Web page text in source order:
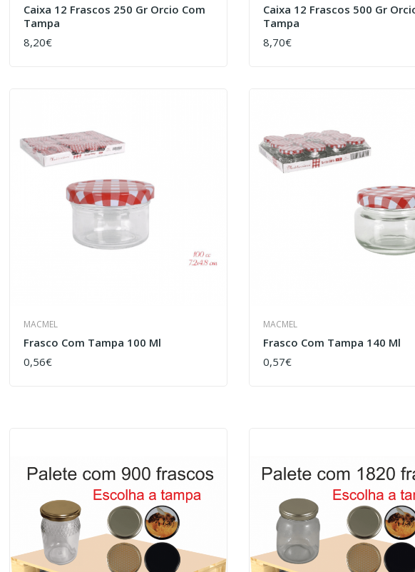
Caixa 12 Frascos 250 Gr Orcio Com
Tampa
8,20€
COMPRAR
Caixa 12 Frascos 500 Gr
Tampa
8,70€
COMPRAR
MACMEL
Frasco Com Tampa 100 Ml
0,56€
COMPRAR
MACMEL
Frasco Com Tampa 140 Ml
0,57€
COMPRAR